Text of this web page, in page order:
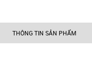
THÔNG TIN SẢN PHẨM